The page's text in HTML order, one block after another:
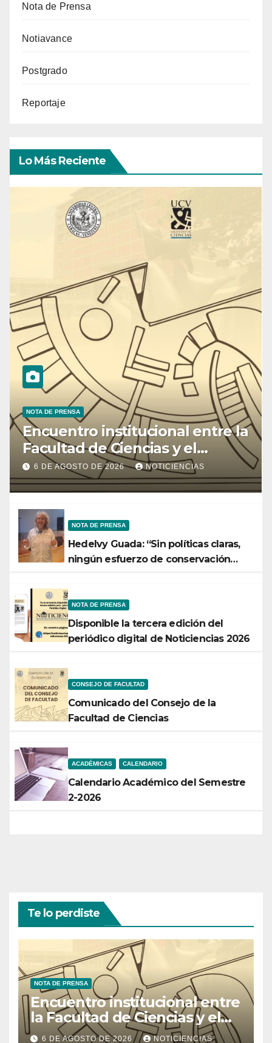
Nota de Prensa
Notiavance
Postgrado
Reportaje
Lo Más Reciente
NOTA DE PRENSA
Encuentro institucional entre la
Facultad de Ciencias y el
Ministerio de Ciencia y
Tecnología
6 DE AGOSTO DE 2026 NOTICIENCIAS
NOTA DE PRENSA
Hedelvy Guada: “Sin políticas claras,
ningún esfuerzo de conservación
NOTA DE PRENSA
Disponible la tercera edición del
periódico digital de Noticiencias 2026
CONSEJO DE FACULTAD
Comunicado del Consejo de la
Facultad de Ciencias
ACADÉMICAS CALENDARIO
Calendario Académico del Semestre
2-2026
Te lo perdiste
NOTA DE PRENSA
Encuentro institucional entre
la Facultad de Ciencias y el
Ministerio de Ciencia y
6 DE AGOSTO DE 2026 NOTICIENCIAS